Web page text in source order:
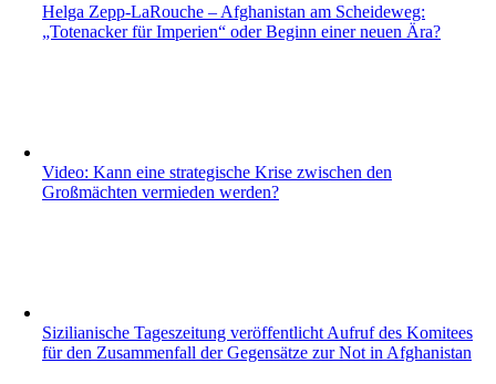
Helga Zepp-LaRouche – Afghanistan am Scheideweg:
„Totenacker für Imperien“ oder Beginn einer neuen Ära?
Video: Kann eine strategische Krise zwischen den
Großmächten vermieden werden?
Sizilianische Tageszeitung veröffentlicht Aufruf des Komitees
für den Zusammenfall der Gegensätze zur Not in Afghanistan